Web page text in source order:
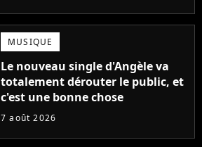
MUSIQUE
Le nouveau single d'Angèle va
totalement dérouter le public, et
c'est une bonne chose
7 août 2026